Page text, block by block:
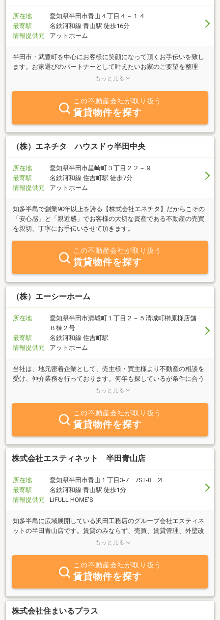
所在地
愛知県半田市青山４丁目４－１４
最寄駅
名鉄河和線 青山駅 徒歩16分
情報提供元
アットホーム
半田市・武豊町を中心にお客様に笑顔になって頂くお手伝いを致し
ます。お家選びのパートナーとして叶えたいお家のご要望を整理
し、不安なことや気になることを解決してぴったりの物件を一緒に
もっと見る
この不動産会社が取り扱う
賃貸物件を探す
（株）エネチタ ハウスドゥ半田中央
所在地
愛知県半田市星崎町３丁目２２－９
最寄駅
名鉄河和線 住吉町駅 徒歩7分
情報提供元
アットホーム
知多半島で創業90年以上を誇る【株式会社エネチタ】だからこその
「安心感」と「親近感」でお客様の大切な資産である不動産の売買
を親切、丁寧にお手伝いさせて頂きます。
この不動産会社が取り扱う
賃貸物件を探す
（株）エーシーホーム
所在地
愛知県半田市清城町１丁目２－５清城町榊原様店舗
Ｂ棟２号
最寄駅
名鉄河和線 住吉町駅
情報提供元
アットホーム
当社は、地元密着企業として、売主様・買主様より不動産の相談を
受け、仲介業務を行っております。何年も探しているが条件に合う
物件が見つからないなど、お悩みがありましたらお問合せくださ
ん！未公開物件の情報を提供できるかもしれません！気さくな女性
スタッフも在籍しておりますのでお気軽にお問い合わせくださいま
もっと見る
この不動産会社が取り扱う
賃貸物件を探す
株式会社エスティネット 半田青山店
所在地
愛知県半田市青山１丁目3-7 7ST-8 2F
最寄駅
名鉄河和線 青山駅 徒歩1分
情報提供元
LIFULL HOME'S
知多半島に広域展開している沢田工務店のグループ会社エスティネ
ットの半田青山店です。賃貸のみならず、売買、賃貸管理、外壁改
修、室内リフォーム等トータルサポートさせていただきます。お気
もっと見る
この不動産会社が取り扱う
賃貸物件を探す
株式会社住まいるプラス